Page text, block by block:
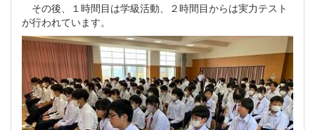
その後、１時間目は学級活動、２時間目からは実力テスト
が行われています。